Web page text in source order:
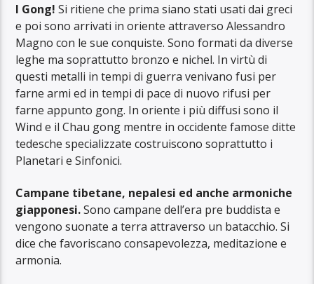
I Gong! Si ritiene che prima siano stati usati dai greci
e poi sono arrivati in oriente attraverso Alessandro
Magno con le sue conquiste. Sono formati da diverse
leghe ma soprattutto bronzo e nichel. In virtù di
questi metalli in tempi di guerra venivano fusi per
farne armi ed in tempi di pace di nuovo rifusi per
farne appunto gong. In oriente i più diffusi sono il
Wind e il Chau gong mentre in occidente famose ditte
tedesche specializzate costruiscono soprattutto i
Planetari e Sinfonici.
Campane tibetane, nepalesi ed anche armoniche
giapponesi.Sono campane dell’era pre buddista e
vengono suonate a terra attraverso un batacchio. Si
dice che favoriscano consapevolezza, meditazione e
armonia.